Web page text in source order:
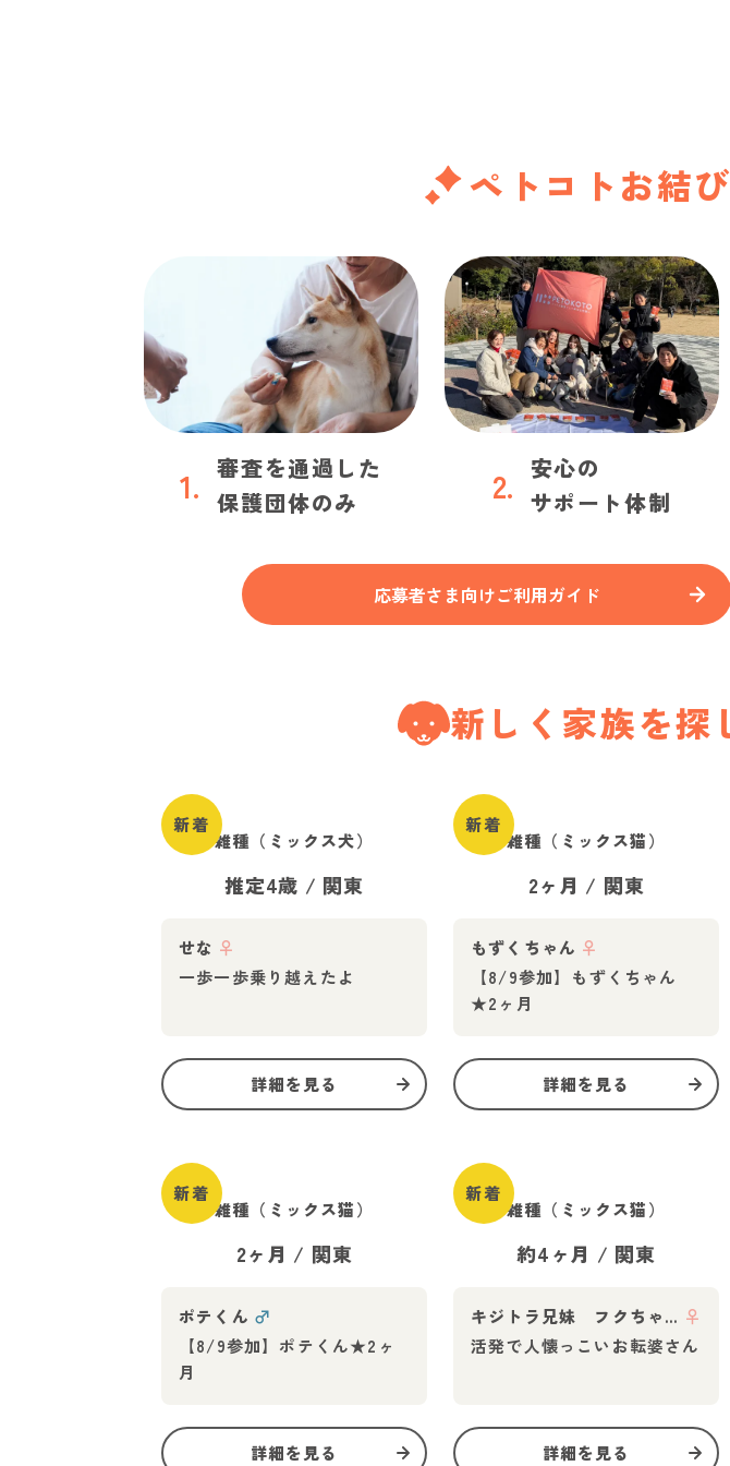
ペトコトお結
1. 審査を通過した
保護団体のみ
2.
安心の
サポート体制
応募者さま向けご利用ガイド
新しく家族を探
新着
雑種（ミックス犬）
推定4歳 / 関東
せな ♀
一歩一歩乗り越えたよ
詳細を見る
新着
雑種（ミックス猫）
2ヶ月 / 関東
もずくちゃん ♀
【8/9参加】もずくちゃん
★2ヶ月
詳細を見る
新着
雑種（ミックス猫）
2ヶ月 / 関東
ポテくん ♂
【8/9参加】ポテくん★2ヶ
月
詳細を見る
新着
雑種（ミックス猫）
約4ヶ月 / 関東
キジトラ兄妹 フクちゃん ♀
活発で人懐っこいお転婆さん
詳細を見る